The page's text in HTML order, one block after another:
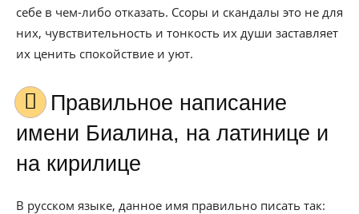
себе в чем-либо отказать. Ссоры и скандалы это не для
них, чувствительность и тонкость их души заставляет
их ценить спокойствие и уют.
Правильное написание
имени Биалина, на латинице и
на кирилице
В русском языке, данное имя правильно писать так: